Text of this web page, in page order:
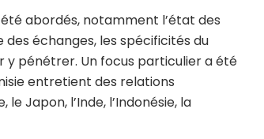
abordés, notamment l’état des
échanges, les spécificités du
y pénétrer. Un focus particulier a été
entretient des relations
Japon, l’Inde, l’Indonésie, la